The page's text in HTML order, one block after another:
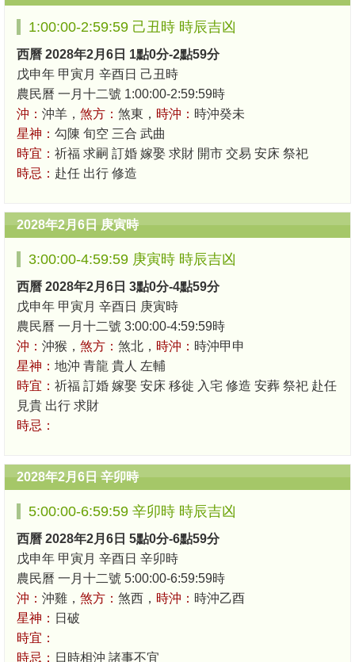
1:00:00-2:59:59 己丑時 時辰吉凶
西曆 2028年2月6日 1點0分-2點59分
戊申年 甲寅月 辛酉日 己丑時
農民曆 一月十二號 1:00:00-2:59:59時
沖： 沖羊， 煞方： 煞東， 時沖： 時沖癸未
星神： 勾陳 旬空 三合 武曲
時宜： 祈福 求嗣 訂婚 嫁娶 求財 開市 交易 安床 祭祀
時忌： 赴任 出行 修造
2028年2月6日 庚寅時
3:00:00-4:59:59 庚寅時 時辰吉凶
西曆 2028年2月6日 3點0分-4點59分
戊申年 甲寅月 辛酉日 庚寅時
農民曆 一月十二號 3:00:00-4:59:59時
沖： 沖猴， 煞方： 煞北， 時沖： 時沖甲申
星神： 地沖 青龍 貴人 左輔
時宜： 祈福 訂婚 嫁娶 安床 移徙 入宅 修造 安葬 祭祀 赴任
見貴 出行 求財
時忌：
2028年2月6日 辛卯時
5:00:00-6:59:59 辛卯時 時辰吉凶
西曆 2028年2月6日 5點0分-6點59分
戊申年 甲寅月 辛酉日 辛卯時
農民曆 一月十二號 5:00:00-6:59:59時
沖： 沖雞， 煞方： 煞西， 時沖： 時沖乙酉
星神： 日破
時宜：
時忌： 日時相沖 諸事不宜